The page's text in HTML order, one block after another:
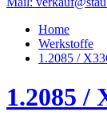
Home
Werkstoffe
1.2085 /
1.2085 /